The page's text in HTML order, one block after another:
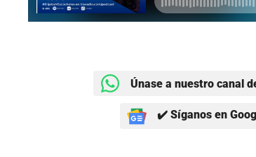
Únase a nuestro canal
✔️ Síganos en